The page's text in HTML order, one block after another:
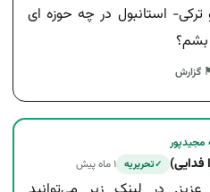
ترکی- استانبول در چه حوزه ای
گزارش
مجیدپور
✓تحریریه ۱ ماه پیش